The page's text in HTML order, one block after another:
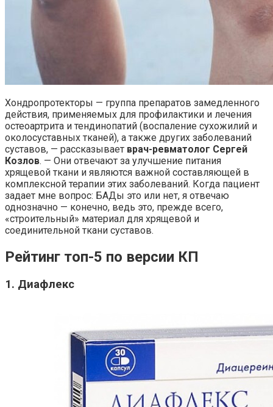
Хондропротекторы — группа препаратов замедленного
действия, применяемых для профилактики и лечения
остеоартрита и тендинопатий (воспаление сухожилий и
околосуставных тканей), а также других заболеваний
суставов, — рассказывает врач-ревматолог Сергей
Козлов. — Они отвечают за улучшение питания
хрящевой ткани и являются важной составляющей в
комплексной терапии этих заболеваний. Когда пациент
задает мне вопрос: БАДы это или нет, я отвечаю
однозначно — конечно, ведь это, прежде всего,
«строительный» материал для хрящевой и
соединительной ткани суставов.
Рейтинг топ-5 по версии КП
1. Диафлекс